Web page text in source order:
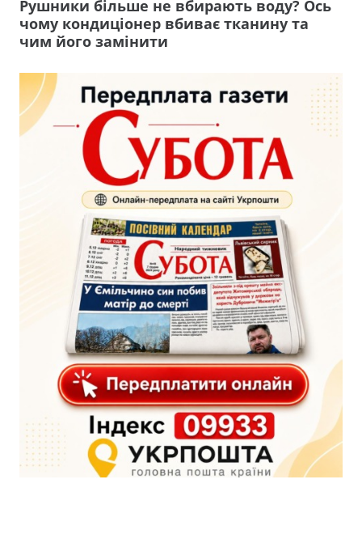
Рушники більше не вбирають воду? Ось
чому кондиціонер вбиває тканину та
чим його замінити